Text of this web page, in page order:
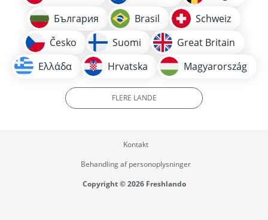
България
Brasil
Schweiz
Česko
Suomi
Great Britain
Ελλάδα
Hrvatska Magyarország
FLERE LANDE
Kontakt
Behandling af personoplysninger
Copyright © 2026 Freshlando